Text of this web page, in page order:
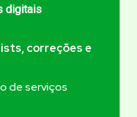
digitais
correções e
de serviços